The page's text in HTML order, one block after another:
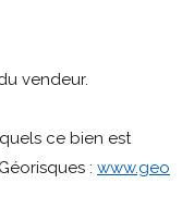
vendeur.
ce bien est
: www.geo